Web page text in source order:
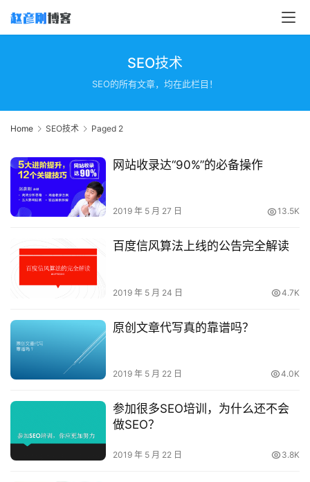
SEO技术
SEO的所有文章，均在此栏目！
Home SEO技术 Paged 2
网站收录达“90%”的必备操作
2019 年 5 月 27 日 13.5K
百度信风算法上线的公告完全解读
2019 年 5 月 24 日 4.7K
原创文章代写真的靠谱吗？
2019 年 5 月 22 日 4.0K
参加很多SEO培训，为什么还不会
做SEO？
2019 年 5 月 22 日 3.8K